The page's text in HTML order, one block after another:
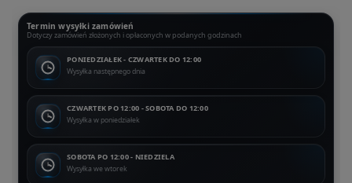
Termin wysyłki zamówień
Dotyczy zamówień złożonych i opłaconych w podanych godzinach
PONIEDZIAŁEK - CZWARTEK DO 12:00
Wysyłka następnego dnia
CZWARTEK PO 12:00 - SOBOTA DO 12:00
Wysyłka w poniedziałek
SOBOTA PO 12:00 - NIEDZIELA
Wysyłka we wtorek